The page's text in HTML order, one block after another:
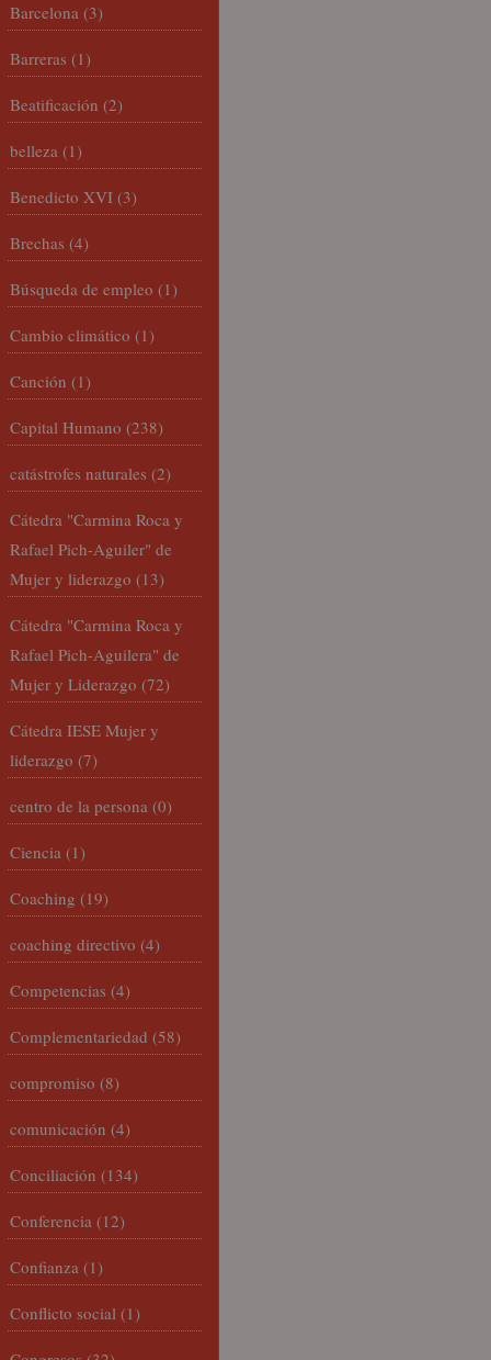
Barcelona (3)
Barreras (1)
Beatificación (2)
belleza (1)
Benedicto XVI (3)
Brechas (4)
Búsqueda de empleo (1)
Cambio climático (1)
Canción (1)
Capital Humano (238)
catástrofes naturales (2)
Cátedra "Carmina Roca y
Rafael Pich-Aguiler" de
Mujer y liderazgo (13)
Cátedra "Carmina Roca y
Rafael Pich-Aguilera" de
Mujer y Liderazgo (72)
Cátedra IESE Mujer y
liderazgo (7)
centro de la persona (0)
Ciencia (1)
Coaching (19)
coaching directivo (4)
Competencias (4)
Complementariedad (58)
compromiso (8)
comunicación (4)
Conciliación (134)
Conferencia (12)
Confianza (1)
Conflicto social (1)